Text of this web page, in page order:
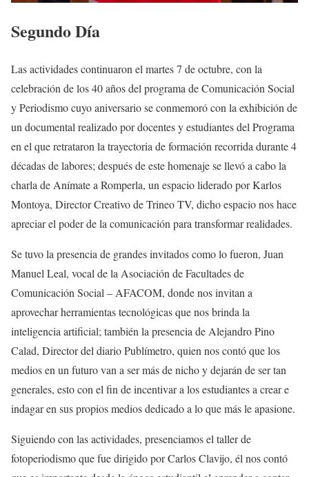
Segundo Día
Las actividades continuaron el martes 7 de octubre, con la
celebración de los 40 años del programa de Comunicación Social
y Periodismo cuyo aniversario se conmemoró con la exhibición de
un documental realizado por docentes y estudiantes del Programa
en el que retrataron la trayectoria de formación recorrida durante 4
décadas de labores; después de este homenaje se llevó a cabo la
charla de Anímate a Romperla, un espacio liderado por Karlos
Montoya, Director Creativo de Trineo TV, dicho espacio nos hace
apreciar el poder de la comunicación para transformar realidades.
Se tuvo la presencia de grandes invitados como lo fueron, Juan
Manuel Leal, vocal de la Asociación de Facultades de
Comunicación Social – AFACOM, donde nos invitan a
aprovechar herramientas tecnológicas que nos brinda la
inteligencia artificial; también la presencia de Alejandro Pino
Calad, Director del diario Publímetro, quien nos contó que los
medios en un futuro van a ser más de nicho y dejarán de ser tan
generales, esto con el fin de incentivar a los estudiantes a crear e
indagar en sus propios medios dedicado a lo que más le apasione.
Siguiendo con las actividades, presenciamos el taller de
fotoperiodismo que fue dirigido por Carlos Clavijo, él nos contó